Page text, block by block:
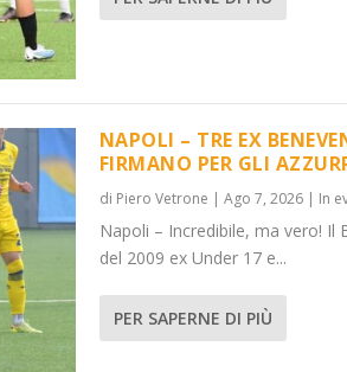
NAPOLI – TRE EX
FIRMANO PER GLI
di Piero Vetrone | Ago 7, 2026| In
Napoli – Incredibile, ma vero! Il
del 2009 ex Under 17 e...
PER SAPERNE DI PIÙ